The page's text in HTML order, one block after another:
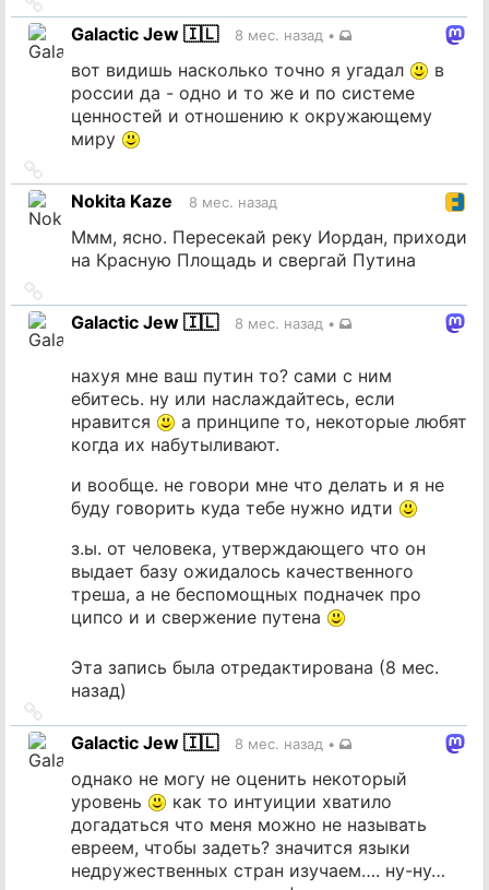
на
источник
Galactic Jew 🇮🇱 8 мес. назад •
вот видишь насколько точно я угадал
в
россии да - одно и то же и по системе
ценностей и отношению к окружающему
миру
на
источник
Nokita Kaze 8 мес. назад
Ммм, ясно. Пересекай реку Иордан, приходи
на Красную Площадь и свергай Путина
на
источник
Galactic Jew 🇮🇱 8 мес. назад •
нахуя мне ваш путин то? сами с ним
ебитесь. ну или наслаждайтесь, если
нравится
а принципе то, некоторые любят
когда их набутыливают.
и вообще. не говори мне что делать и я не
буду говорить куда тебе нужно идти
з.ы. от человека, утверждающего что он
выдает базу ожидалось качественного
треша, а не беспомощных подначек про
ципсо и и свержение путена
Эта запись была отредактирована (8 мес.
назад)
на
источник
Galactic Jew 🇮🇱 8 мес. назад •
однако не могу не оценить некоторый
уровень
как то интуиции хватило
догадаться что меня можно не называть
евреем, чтобы задеть? значится языки
недружественных стран изучаем…. ну-ну…